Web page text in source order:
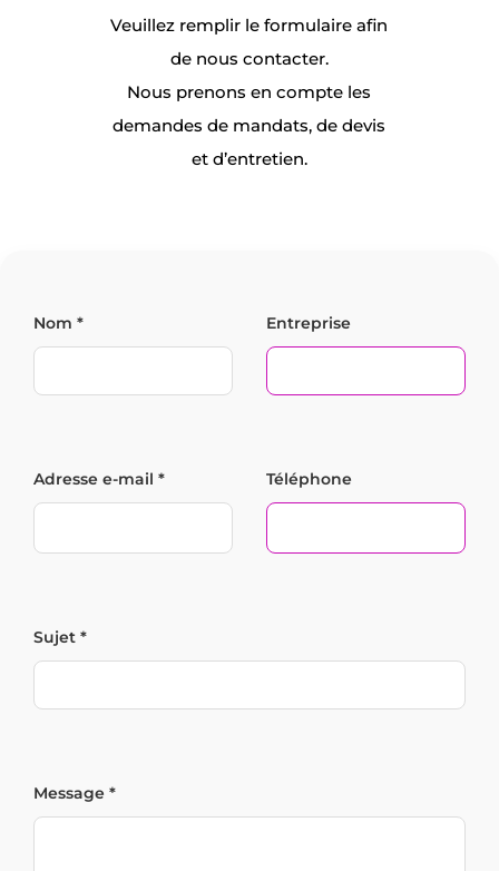
Veuillez remplir le formulaire afin
de nous contacter.
Nous prenons en compte les
demandes de mandats, de devis
et d’entretien.
Nom * Entreprise
Adresse e-mail * Téléphone
Sujet *
Message *